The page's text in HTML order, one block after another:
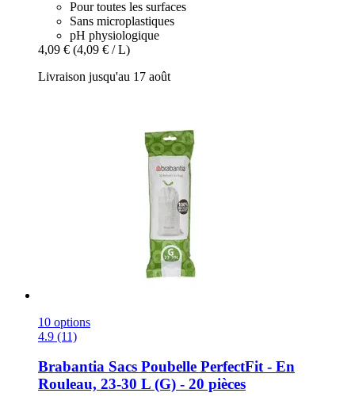
Pour toutes les surfaces
Sans microplastiques
pH physiologique
4,09 € (4,09 € / L)
Livraison jusqu'au 17 août
10 options
4.9 (11)
Brabantia Sacs Poubelle PerfectFit -​ En
Rouleau, 23-​30 L (G) -​ 20 pièces